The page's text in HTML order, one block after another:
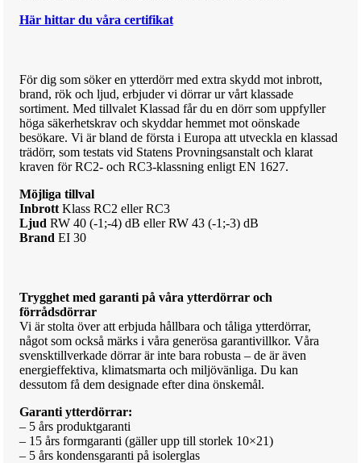
Här hittar du våra certifikat
För dig som söker en ytterdörr med extra skydd mot inbrott,
brand, rök och ljud, erbjuder vi dörrar ur vårt klassade
sortiment. Med tillvalet Klassad får du en dörr som uppfyller
höga säkerhetskrav och skyddar hemmet mot oönskade
besökare. Vi är bland de första i Europa att utveckla en klassad
trädörr, som testats vid Statens Provningsanstalt och klarat
kraven för RC2- och RC3-klassning enligt EN 1627.
Möjliga tillval
InbrottKlass RC2 eller RC3
Ljud RW 40 (-1;-4) dB eller RW 43 (-1;-3) dB
Brand EI 30
Trygghet med garanti på våra ytterdörrar och
förrådsdörrar
Vi är stolta över att erbjuda hållbara och tåliga ytterdörrar,
något som också märks i våra generösa garantivillkor. Våra
svensktillverkade dörrar är inte bara robusta – de är även
energieffektiva, klimatsmarta och miljövänliga. Du kan
dessutom få dem designade efter dina önskemål.
Garanti ytterdörrar:
– 5 års produktgaranti
– 15 års formgaranti (gäller upp till storlek 10×21)
– 5 års kondensgaranti på isolerglas